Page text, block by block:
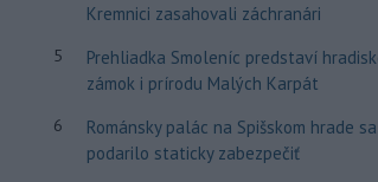
Kremnici zasahovali záchranári
5
Prehliadka Smoleníc predstaví
zámok i prírodu Malých Karpát
6
Románsky palác na Spišskom hrade sa
podarilo staticky zabezpečiť